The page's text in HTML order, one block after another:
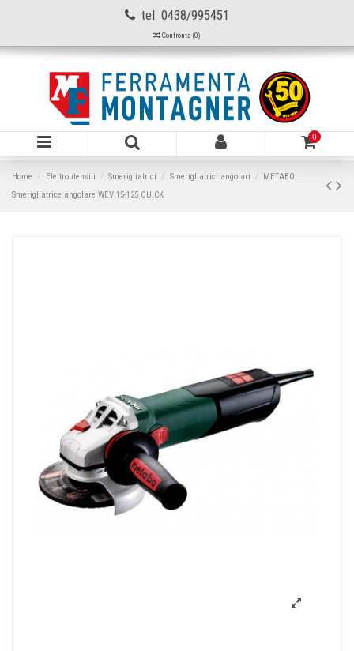
tel. 0438/995451
Confronta (0)
0
Home Elettroutensili Smerigliatrici Smerigliatrici angolari
METABO
Smerigliatrice angolare WEV 15-125 QUICK